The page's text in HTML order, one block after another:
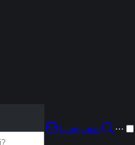
Langganan
···